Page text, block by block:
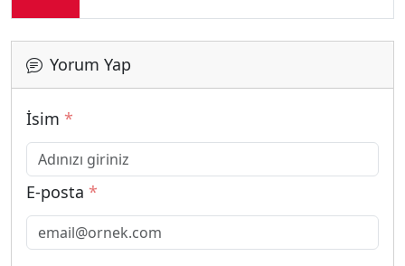
Yorum Yap
İsim *
E-posta *